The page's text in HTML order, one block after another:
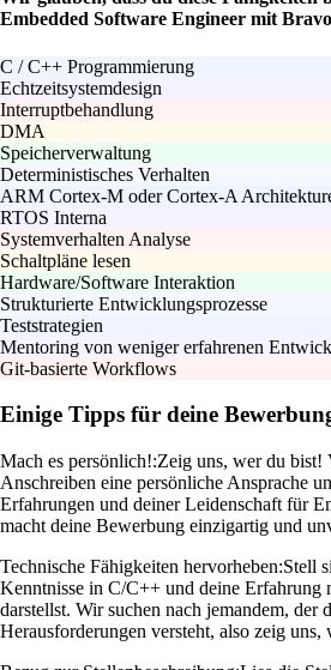
Embedded Software Engineer mit
C / C++ Programmierung
Echtzeitsystemdesign
Interruptbehandlung
DMA
Speicherverwaltung
Deterministisches Verhalten
ARM Cortex-M oder Cortex-A
RTOS Interna
Systemverhalten Analyse
Schaltpläne lesen
Hardware/Software Interaktion
Strukturierte Entwicklungsprozesse
Teststrategien
Mentoring von weniger erfahrenen
Git-basierte Workflows
Einige Tipps für deine
Mach es persönlich!:Zeig uns, wer du bist!
Anschreiben eine persönliche Ansprache
Erfahrungen und deiner Leidenschaft für
macht deine Bewerbung einzigartig und
Technische Fähigkeiten hervorheben:Stell
Kenntnisse in C/C++ und deine Erfahrung
darstellst. Wir suchen nach jemandem, der
Herausforderungen versteht, also zeig uns,